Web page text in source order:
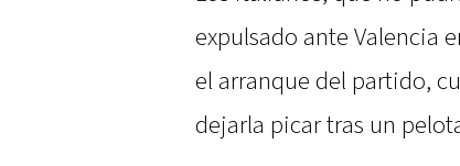
expulsado ante Valencia
el arranque del partido,
dejarla picar tras un